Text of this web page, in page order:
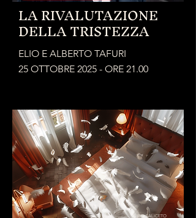
LA RIVALUTAZIONE
DELLA TRISTEZZA
ELIO E ALBERTO TAFURI
25 OTTOBRE 2025 - ORE 21.00
RIO SALICETO